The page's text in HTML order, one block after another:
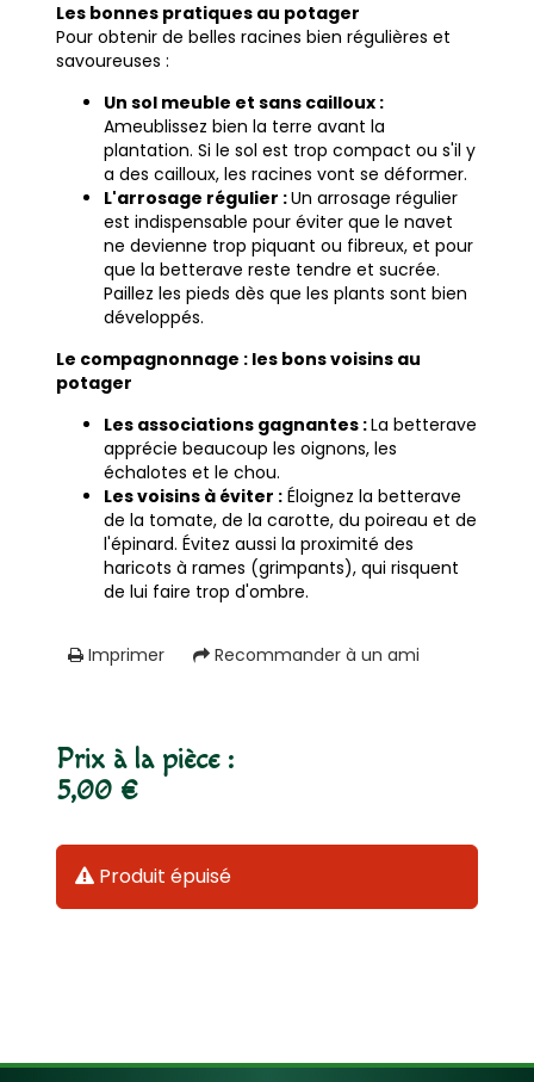
Les bonnes pratiques au potager
Pour obtenir de belles racines bien régulières et
savoureuses :
Un sol meuble et sans cailloux :
Ameublissez bien la terre avant la
plantation. Si le sol est trop compact ou s'il y
a des cailloux, les racines vont se déformer.
L'arrosage régulier :Un arrosage régulier
est indispensable pour éviter que le navet
ne devienne trop piquant ou fibreux, et pour
que la betterave reste tendre et sucrée.
Paillez les pieds dès que les plants sont bien
développés.
Le compagnonnage : les bons voisins au
potager
Les associations gagnantes :La betterave
apprécie beaucoup les oignons, les
échalotes et le chou.
Les voisins à éviter : Éloignez la betterave
de la tomate, de la carotte, du poireau et de
l'épinard. Évitez aussi la proximité des
haricots à rames (grimpants), qui risquent
de lui faire trop d'ombre.
Imprimer Recommander à un ami
Prix à la pièce :
5,00 €
Produit épuisé